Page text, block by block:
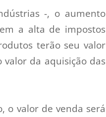
-, o aumento
a alta de impostos
terão seu valor
da aquisição das
o valor de venda será